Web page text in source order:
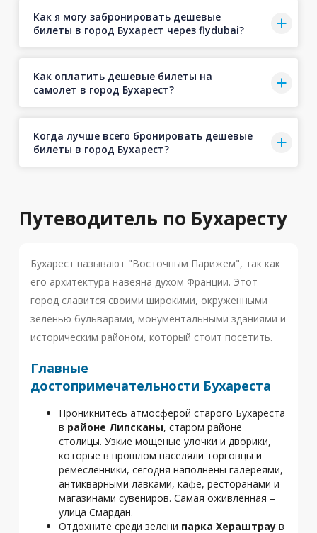
Как я могу забронировать дешевые
билеты в город Бухарест через flydubai?
Как оплатить дешевые билеты на
самолет в город Бухарест?
Когда лучше всего бронировать дешевые
билеты в город Бухарест?
Путеводитель по Бухаресту
Бухарест называют "Восточным Парижем", так как
его архитектура навеяна духом Франции. Этот
город славится своими широкими, окруженными
зеленью бульварами, монументальными зданиями и
историческим районом, который стоит посетить.
Главные
достопримечательности Бухареста
Проникнитесь атмосферой старого Бухареста
в районе Липсканы, старом районе
столицы. Узкие мощеные улочки и дворики,
которые в прошлом населяли торговцы и
ремесленники, сегодня наполнены галереями,
антикварными лавками, кафе, ресторанами и
магазинами сувениров. Самая оживленная –
улица Смардан.
Отдохните среди зелени парка Хераштраув